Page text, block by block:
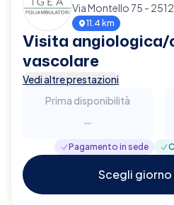
Via Montello 75 -
11.4 km
Visita angiologica/
vascolare
Vedi altre prestazioni
Prima disponibilità
-
Pagamento in sede
Scegli giorno